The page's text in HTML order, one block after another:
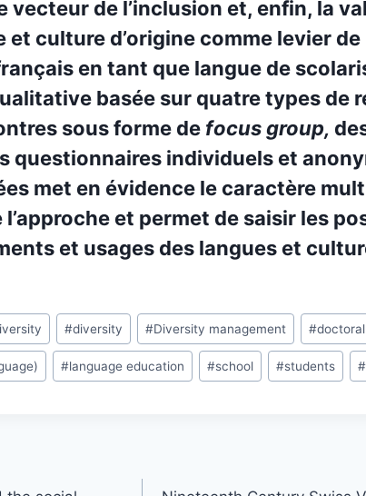
vecteur de l’inclusion et, enfin, la
et culture d’origine comme levier de
en tant que langue de
basée sur quatre types de
sous forme de focus group,
questionnaires individuels et
met en évidence le caractère
et permet de saisir les
et usages des langues et
#diversity #Diversity management #
#language education #school #students #